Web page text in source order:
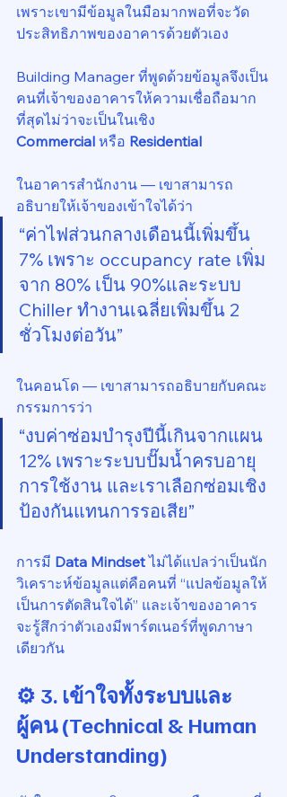
เพราะเขามีข้อมูลในมือมากพอที่จะวัด
ประสิทธิภาพของอาคารด้วยตัวเอง
Building Manager ที่พูดด้วยข้อมูลจึงเป็น
คนที่เจ้าของอาคารให้ความเชื่อถือมาก
ที่สุดไม่ว่าจะเป็นในเชิง
Commercial หรือ Residential
ในอาคารสำนักงาน — เขาสามารถ
อธิบายให้เจ้าของเข้าใจได้ว่า
“ค่าไฟส่วนกลางเดือนนี้เพิ่มขึ้น
7% เพราะ occupancy rate เพิ่ม
จาก 80% เป็น 90%และระบบ
Chiller ทำงานเฉลี่ยเพิ่มขึ้น 2
ชั่วโมงต่อวัน”
ในคอนโด — เขาสามารถอธิบายกับคณะ
กรรมการว่า
“งบค่าซ่อมบำรุงปีนี้เกินจากแผน
12% เพราะระบบปั๊มน้ำครบอายุ
การใช้งาน และเราเลือกซ่อมเชิง
ป้องกันแทนการรอเสีย”
การมี Data Mindset ไม่ได้แปลว่าเป็นนัก
วิเคราะห์ข้อมูลแต่คือคนที่ “แปลข้อมูลให้
เป็นการตัดสินใจได้” และเจ้าของอาคาร
จะรู้สึกว่าตัวเองมีพาร์ตเนอร์ที่พูดภาษา
เดียวกัน
⚙️ 3. เข้าใจทั้งระบบและ
ผู้คน (Technical & Human
Understanding)